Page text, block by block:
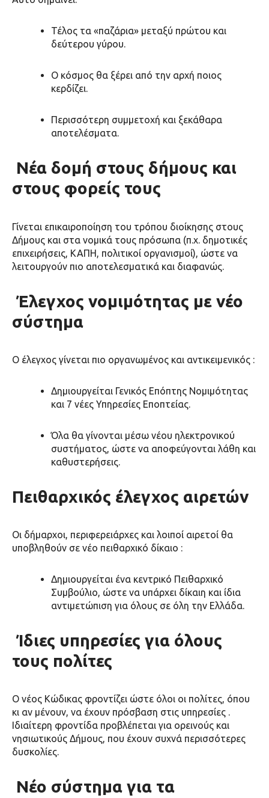
Τέλος τα «παζάρια» μεταξύ πρώτου και
δεύτερου γύρου.
Ο κόσμος θα ξέρει από την αρχή ποιος
κερδίζει.
Περισσότερη συμμετοχή και ξεκάθαρα
αποτελέσματα.
Νέα δομή στους δήμους και
στους φορείς τους
Γίνεται επικαιροποίηση του τρόπου διοίκησης στους
Δήμους και στα νομικά τους πρόσωπα (π.χ. δημοτικές
επιχειρήσεις, ΚΑΠΗ, πολιτικοί οργανισμοί), ώστε να
λειτουργούν πιο αποτελεσματικά και διαφανώς.
Έλεγχος νομιμότητας με νέο
σύστημα
Ο έλεγχος γίνεται πιο οργανωμένος και αντικειμενικός :
Δημιουργείται Γενικός Επόπτης Νομιμότητας
και 7 νέες Υπηρεσίες Εποπτείας.
Όλα θα γίνονται μέσω νέου ηλεκτρονικού
συστήματος, ώστε να αποφεύγονται λάθη και
καθυστερήσεις.
Πειθαρχικός έλεγχος αιρετών
Οι δήμαρχοι, περιφερειάρχες και λοιποί αιρετοί θα
υποβληθούν σε νέο πειθαρχικό δίκαιο :
Δημιουργείται ένα κεντρικό Πειθαρχικό
Συμβούλιο, ώστε να υπάρχει δίκαιη και ίδια
αντιμετώπιση για όλους σε όλη την Ελλάδα.
Ίδιες υπηρεσίες για όλους
τους πολίτες
Ο νέος Κώδικας φροντίζει ώστε όλοι οι πολίτες, όπου
κι αν μένουν, να έχουν πρόσβαση στις υπηρεσίες .
Ιδιαίτερη φροντίδα προβλέπεται για ορεινούς και
νησιωτικούς Δήμους, που έχουν συχνά περισσότερες
δυσκολίες.
Νέο σύστημα για τα